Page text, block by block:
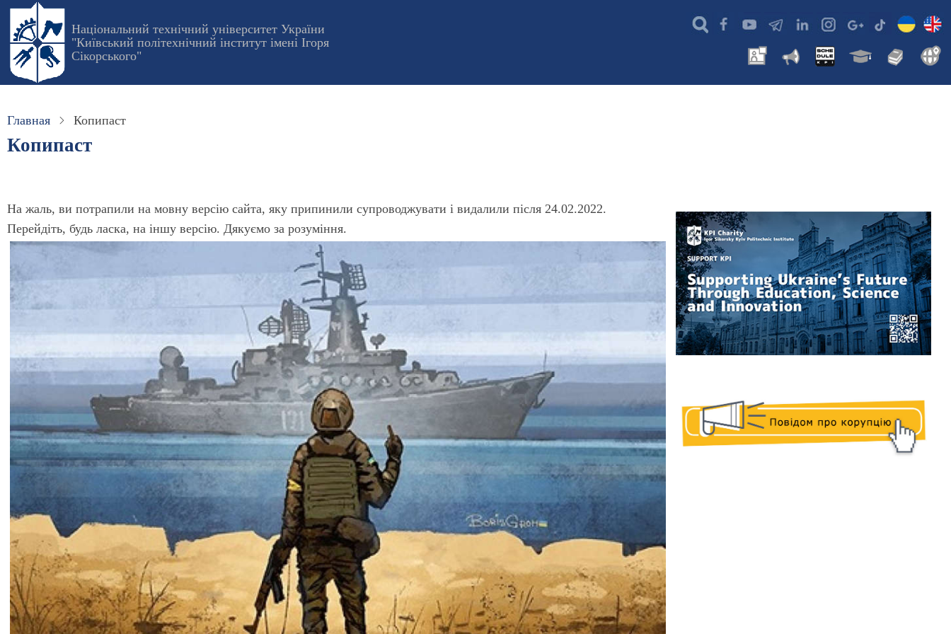
Перейти
основному
содержанию
Національний технічний університет України
"Київський політехнічний інститут імені Ігоря
Сікорського"
Главная Копипаст
Копипаст
На жаль, ви потрапили на мовну версію сайта, яку припинили супроводжувати і видалили після 24.02.2022.
Перейдіть, будь ласка, на іншу версію. Дякуємо за розуміння.